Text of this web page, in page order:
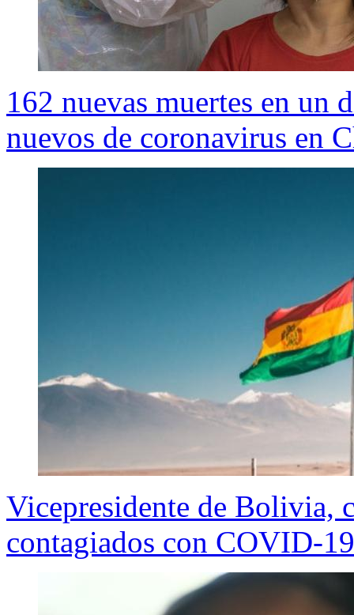
162 nuevas muertes en un
nuevos de coronavirus en
Vicepresidente de Bolivia,
contagiados con COVID-19